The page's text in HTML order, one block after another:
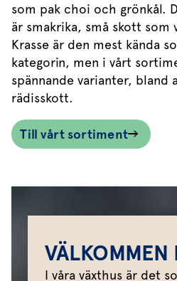
som pak choi och grönkål.
är smakrika, små skott
Krasse är den mest kända
kategorin, men i vårt
spännande varianter, bland
rädisskott.
Till vårt sortiment
VÄLKOMMEN
I våra växthus är det